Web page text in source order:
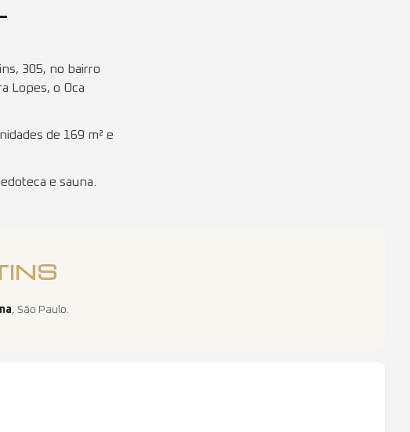
305, no bairro
Lopes, o Oca
de 169 m² e
e sauna.
, São Paulo.